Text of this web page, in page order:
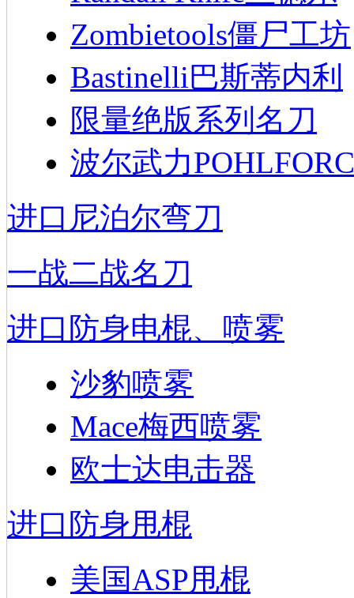
Zombietools僵尸工坊
Bastinelli巴斯蒂内利
限量绝版系列名刀
波尔武力
进口尼泊尔弯刀
一战二战名刀
进口防身电棍、喷雾
沙豹喷雾
Mace梅西喷雾
欧士达电击器
进口防身甩棍
美国ASP甩棍